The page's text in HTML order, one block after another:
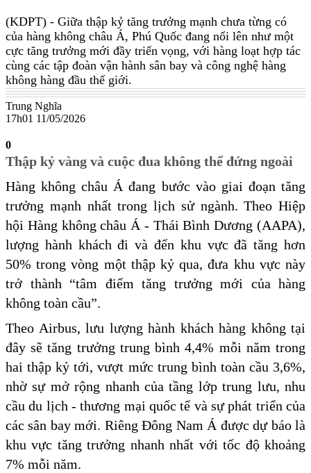
(KDPT) - Giữa thập kỷ tăng trưởng mạnh chưa từng có
của hàng không châu Á, Phú Quốc đang nổi lên như một
cực tăng trưởng mới đầy triển vọng, với hàng loạt hợp tác
cùng các tập đoàn vận hành sân bay và công nghệ hàng
không hàng đầu thế giới.
Trung Nghĩa
17h01 11/05/2026
0
Thập kỷ vàng và cuộc đua không thể đứng ngoài
Hàng không châu Á đang bước vào giai đoạn tăng
trưởng mạnh nhất trong lịch sử ngành. Theo Hiệp
hội Hàng không châu Á - Thái Bình Dương (AAPA),
lượng hành khách đi và đến khu vực đã tăng hơn
50% trong vòng một thập kỷ qua, đưa khu vực này
trở thành “tâm điểm tăng trưởng mới của hàng
không toàn cầu”.
Theo Airbus, lưu lượng hành khách hàng không tại
đây sẽ tăng trưởng trung bình 4,4% mỗi năm trong
hai thập kỷ tới, vượt mức trung bình toàn cầu 3,6%,
nhờ sự mở rộng nhanh của tầng lớp trung lưu, nhu
cầu du lịch - thương mại quốc tế và sự phát triển của
các sân bay mới. Riêng Đông Nam Á được dự báo là
khu vực tăng trưởng nhanh nhất với tốc độ khoảng
7% mỗi năm.